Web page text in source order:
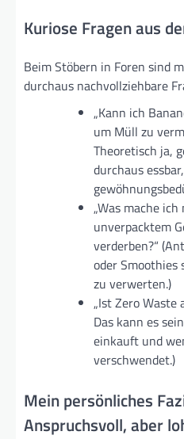
Kuriose Fragen aus
Beim Stöbern in Foren sind
durchaus nachvollziehbare
„Kann ich
um Müll zu
Theoretisch ja,
durchaus
„Was mache
unverpacktem
verderben?“
oder Smoothies
zu verwerten.)
„Ist Zero Waste
Das kann es
einkauft und
verschwendet.)
Mein persönliches
Anspruchsvoll, aber